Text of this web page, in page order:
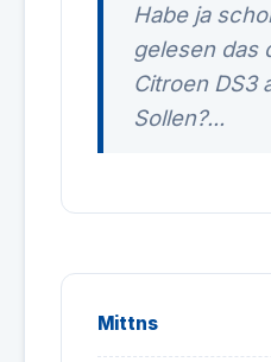
Habe ja
gelesen das
Citroen DS3
Sollen?...
Mittns